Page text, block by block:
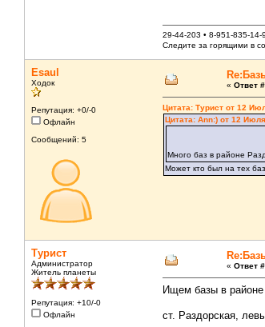
29-44-203 • 8-951-835-14-
Следите за горящими в
Esaul
Ходок
Репутация: +0/-0
Офлайн
Сообщений: 5
« Ответ
Цитата: Турист от 12
Цитата: Ann:) от 12
Много баз в районе
Может кто был на тех
Турист
Администратор
Житель планеты
Репутация: +10/-0
Офлайн
« Ответ
Ищем базы в районе
ст. Раздорская,